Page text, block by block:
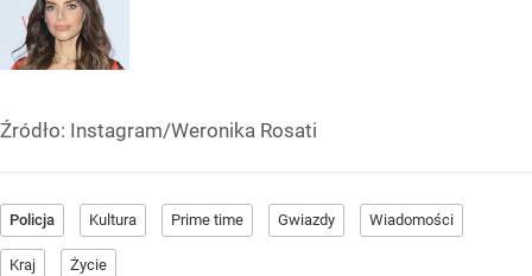
Źródło: Instagram/Weronika Rosati
Policja Kultura Prime time Gwiazdy Wiadomości
Kraj Życie